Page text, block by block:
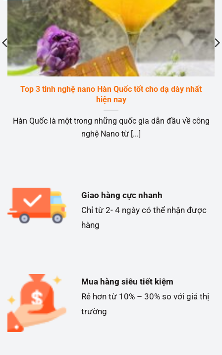
Top 3 tinh nghệ nano Hàn Quốc tốt cho dạ dày nhất
hiện nay
Hàn Quốc là một trong những quốc gia dẫn đầu về công
nghệ Nano từ [...]
Giao hàng cực nhanh
Chỉ từ 2- 4 ngày có thể nhận được
hàng
Mua hàng siêu tiết kiệm
Rẻ hơn từ 10% – 30% so với giá thị
trường